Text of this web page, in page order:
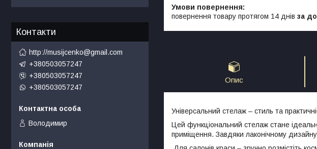
повернення товару протягом 14 днів за
Опис
Універсальний стелаж – стиль та
Цей функціональний стелаж стане
приміщення. Завдяки лаконічному
Контакти
http://musijcenko@gmail.com
+380503057247
+380503057247
+380503057247
Володимир